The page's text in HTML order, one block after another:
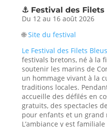
⚓Festival des Filets
Du 12 au 16 août 2026
🌐Site du festival
Le Festival des Filets Bleus
festivals bretons, né à la
soutenir les marins de
un hommage vivant à la
traditions locales.
accueille des défilés en
gratuits, des spectacles
pour enfants et un grand
L’ambiance y est